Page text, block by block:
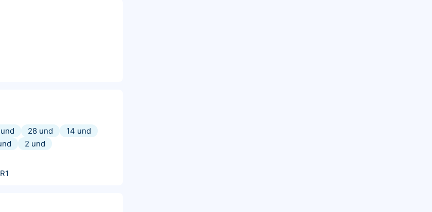
28 und
14 und
2 und